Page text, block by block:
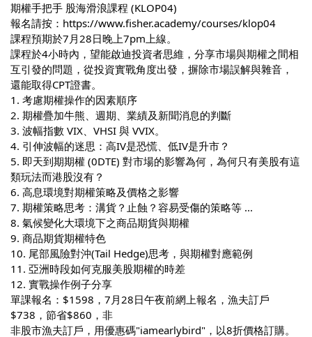
期權手把手 股海滑浪課程 (KLOP04)
報名請按： https://www.fisher.academy/courses/klop04
課程預期於7月28日晚上7pm上線。
課程於4小時內，望能啟迪投資者思維，分享市場與期權之間相
互引發的問題，從投資實戰角度出發，摒除市場誤解與雜音，
還能取得CPT證書。
1. 考慮期權操作的因素順序
2. 期權疊加牛熊、週期、業績及新聞消息的判斷
3. 波幅指數 VIX、VHSI 與 VVIX。
4. 引伸波幅的迷思：高IV是恐慌、低IV是升市？
5. 即天到期期權 (0DTE) 對市場的影響為何，為何只有美股有這
類玩法而港股沒有？
6. 高息環境對期權策略及價格之影響
7. 期權策略思考：溝貨？止蝕？容易受傷的策略等 ...
8. 氣候變化大環境下之商品期貨與期權
9. 商品期貨期權特色
10. 尾部風險對沖(Tail Hedge)思考，與期權對應範例
11. 亞洲時段如何克服美股期權的時差
12. 實戰操作例子分享
單課報名：$1598，7月28日午夜前網上報名，漁夫訂戶
$738，節省$860，非
非股市漁夫訂戶，用優惠碼"iamearlybird"，以8折價格訂購。